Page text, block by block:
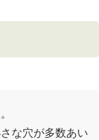
な穴が多数あい